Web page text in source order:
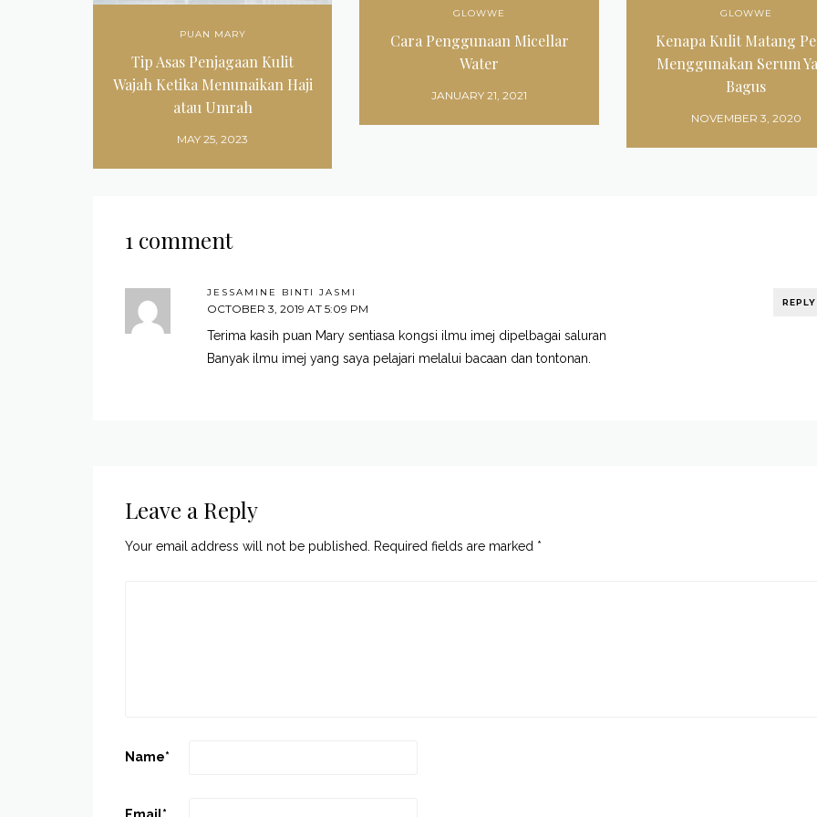
PUAN MARY
Tip Asas Penjagaan Kulit
Wajah Ketika Menunaikan Haji
atau Umrah
MAY 25, 2023
GLOWWE
Cara Penggunaan Micellar
Water
JANUARY 21, 2021
GLOWWE
Kenapa Kulit Matang
Menggunakan Serum
Bagus
NOVEMBER 3, 2020
1 comment
REPLY
JESSAMINE BINTI JASMI
OCTOBER 3, 2019 AT 5:09 PM
Terima kasih puan Mary sentiasa kongsi ilmu imej dipelbagai saluran
Banyak ilmu imej yang saya pelajari melalui bacaan dan tontonan.
Leave a Reply
Your email address will not be published. Required fields are marked *
Name*
Email *